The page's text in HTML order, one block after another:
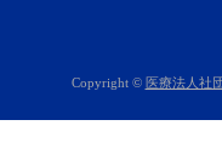
Copyright © 医療法人社